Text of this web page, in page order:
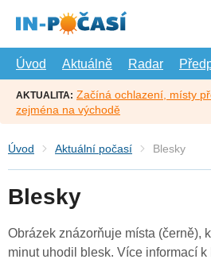
hlavní
Úvod
Aktuálně Radar
AKTUALITA: Začíná ochlazení, místy
zejména na východě
Úvod Aktuální počasí Blesky
Blesky
Obrázek znázorňuje místa (černě),
minut uhodil blesk. Více informací